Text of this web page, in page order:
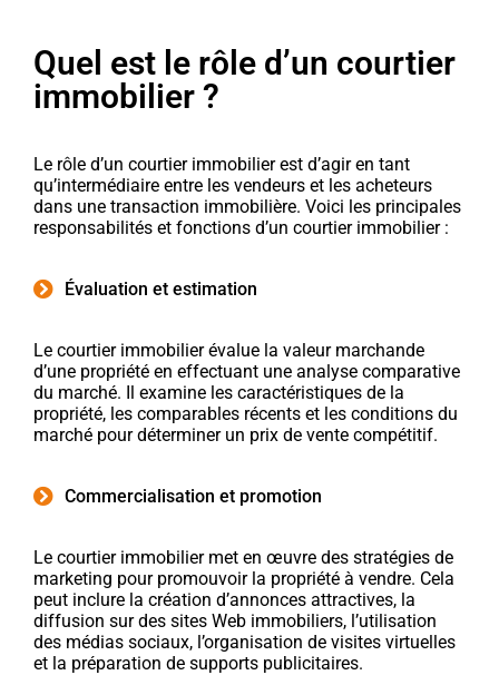
Quel est le rôle d’un courtier
immobilier ?
Le rôle d’un courtier immobilier est d’agir en tant
qu’intermédiaire entre les vendeurs et les acheteurs
dans une transaction immobilière. Voici les principales
responsabilités et fonctions d’un courtier immobilier :
Évaluation et estimation
Le courtier immobilier évalue la valeur marchande
d’une propriété en effectuant une analyse comparative
du marché. Il examine les caractéristiques de la
propriété, les comparables récents et les conditions du
marché pour déterminer un prix de vente compétitif.
Commercialisation et promotion
Le courtier immobilier met en œuvre des stratégies de
marketing pour promouvoir la propriété à vendre. Cela
peut inclure la création d’annonces attractives, la
diffusion sur des sites Web immobiliers, l’utilisation
des médias sociaux, l’organisation de visites virtuelles
et la préparation de supports publicitaires.